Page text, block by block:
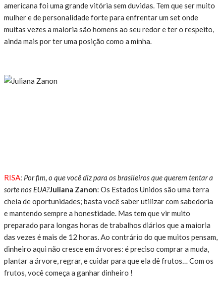
americana foi uma grande vitória sem duvidas. Tem que ser muito
mulher e de personalidade forte para enfrentar um set onde
muitas vezes a maioria são homens ao seu redor e ter o respeito,
ainda mais por ter uma posição como a minha.
RISA: Por fim, o que você diz para os brasileiros que querem tentar a
sorte nos EUA?Juliana Zanon: Os Estados Unidos são uma terra
cheia de oportunidades; basta você saber utilizar com sabedoria
e mantendo sempre a honestidade. Mas tem que vir muito
preparado para longas horas de trabalhos diários que a maioria
das vezes é mais de 12 horas. Ao contrário do que muitos pensam,
dinheiro aqui não cresce em árvores: é preciso comprar a muda,
plantar a árvore, regrar, e cuidar para que ela dê frutos… Com os
frutos, você começa a ganhar dinheiro !